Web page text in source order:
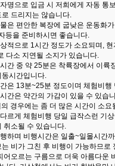
명으로 입금 시 저희에게 자동 통
드리지는 않습니다.
은 편안한 복장에 굽낮은 운동화
등을 준비하시면 좋습니다.
적으로 1시간 정도가 소요되며,
다소 지연될 소지가 있습니다.
간 중 약 25분은 착륙장에서 이륙
시간입니다.
은 13분~25분 정도이며 체험비행
간은 약간의 가감이 있을 수 있습
경우에는 좀 더 많은 시간이 소요
르게 체험비행 당일 급작스런 기
취소될 수 있습니다.
하며 비행시간은 일출~일몰시간
비가 그친 후 비행이 가능하므로
어오르는 구름으로 더욱 아름다운